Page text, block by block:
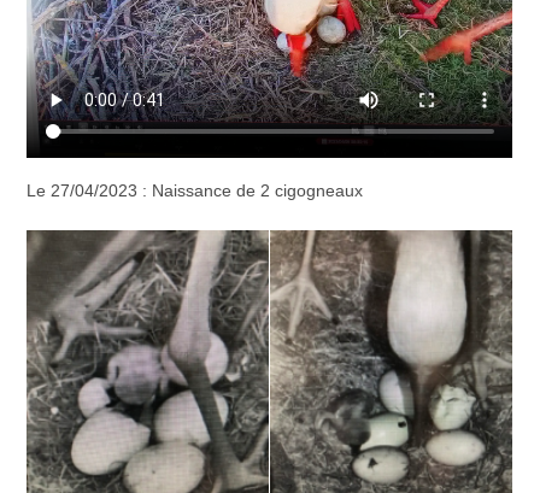
Le 27/04/2023 : Naissance de 2 cigogneaux